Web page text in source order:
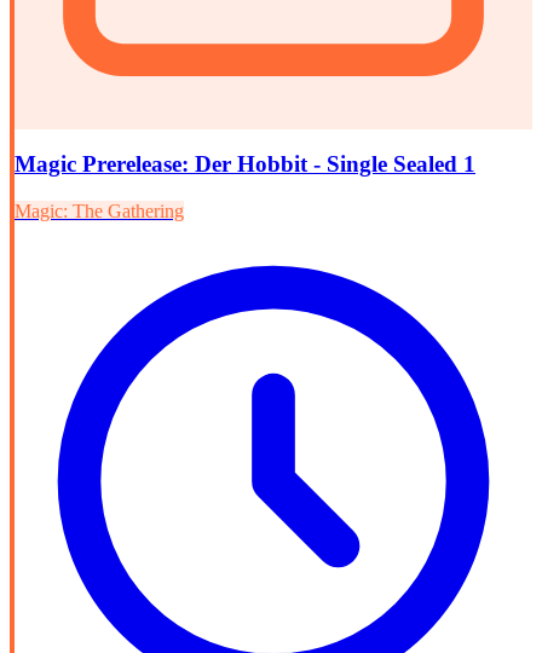
Magic Prerelease: Der Hobbit - Single Sealed 1
Magic: The Gathering